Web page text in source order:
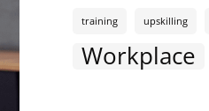
training upskilling
Workplace